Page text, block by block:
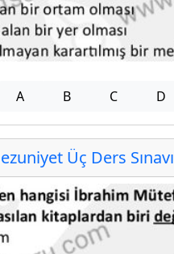
A B C D
Üç Ders Sınavı